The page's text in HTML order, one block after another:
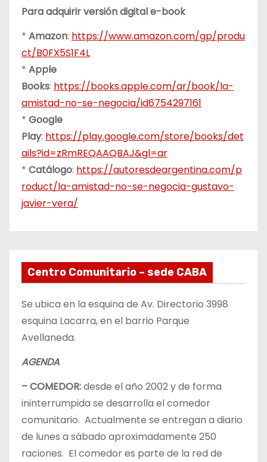
Para adquirir versión digital e-book
* Amazon: https://www.amazon.com/gp/produ
ct/B0FX5S1F4L
* Apple
Books: https://books.apple.com/ar/book/la-
amistad-no-se-negocia/id6754297161
* Google
Play: https://play.google.com/store/books/det
ails?id=zRmREQAAQBAJ&gl=ar
* Catálogo: https://autoresdeargentina.com/p
roduct/la-amistad-no-se-negocia-gustavo-
javier-vera/
Centro Comunitario – sede CABA
Se ubica en la esquina de Av. Directorio 3998
esquina Lacarra, en el barrio Parque
Avellaneda.
AGENDA
– COMEDOR:desde el año 2002 y de forma
ininterrumpida se desarrolla el comedor
comunitario. Actualmente se entregan a diario
de lunes a sábado aproximadamente 250
raciones. El comedor es parte de la red de